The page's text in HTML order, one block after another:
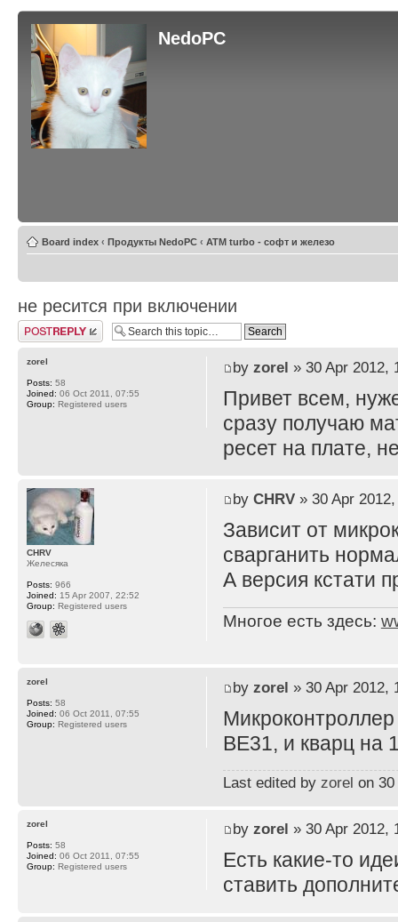
NedoPC
Board index ‹ Продукты NedoPC ‹ ATM turbo - софт и железо
не ресится при включении
Post a reply
by zorel » 30 Apr 2012,
Привет всем,
сразу получаю
ресет на плате,
zorel
Posts: 58
Joined: 06 Oct 2011, 07:55
Group: Registered users
by CHRV» 30 Apr 2012,
Зависит от
сварганить
А версия кстати
Многое есть здесь:
CHRV
Желесяка
Posts: 966
Joined: 15 Apr 2007, 22:52
Group: Registered users
by zorel » 30 Apr 2012,
ВЕ31, и кварц на
Last edited by zorel on
zorel
Posts: 58
Joined: 06 Oct 2011, 07:55
Group: Registered users
by zorel » 30 Apr 2012,
Есть какие-то
ставить
zorel
Posts: 58
Joined: 06 Oct 2011, 07:55
Group: Registered users